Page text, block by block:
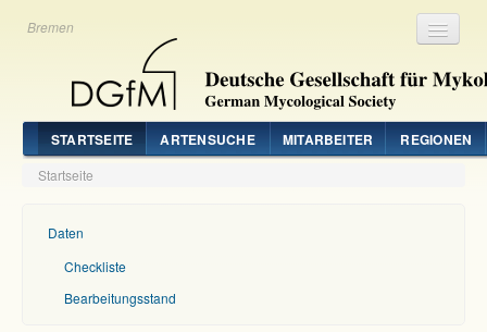
Bremen
STARTSEITE ARTENSUCHE MITARBEITER REGIONEN
Startseite
Daten
Checkliste
Bearbeitungsstand